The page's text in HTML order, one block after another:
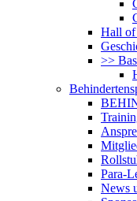
Hall of
>>
Para-
News